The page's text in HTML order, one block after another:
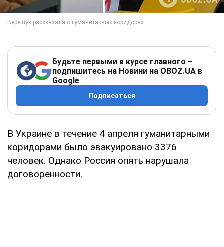
Будьте первыми в курсе главного –
подпишитесь на Новини на OBOZ.UA в
Google
Подписаться
В Украине в течение 4 апреля гуманитарными
коридорами было эвакуировано 3376
человек. Однако Россия опять нарушала
договоренности.